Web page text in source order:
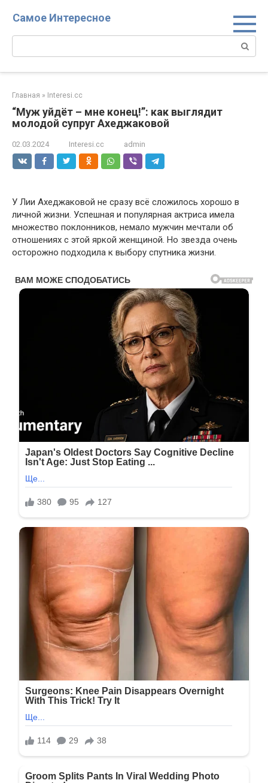
Самое Интересное
Поиск:
Главная » Interesi.cc
“Муж уйдёт – мне конец!”: как выглядит
молодой супруг Ахеджаковой
02.03.2024 Interesi.cc admin
У Лии Ахеджаковой не сразу всё сложилось хорошо в
личной жизни. Успешная и популярная актриса имела
множество поклонников, немало мужчин мечтали об
отношениях с этой яркой женщиной. Но звезда очень
осторожно подходила к выбору спутника жизни.